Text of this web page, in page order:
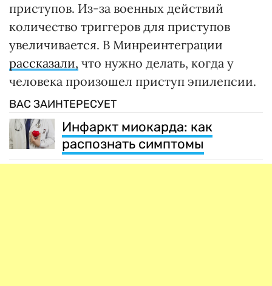
приступов. Из-за военных действий
количество триггеров для приступов
увеличивается. В Минреинтеграции
рассказали, что нужно делать, когда у
человека произошел приступ эпилепсии.
ВАС ЗАИНТЕРЕСУЕТ
Инфаркт миокарда: как
распознать симптомы